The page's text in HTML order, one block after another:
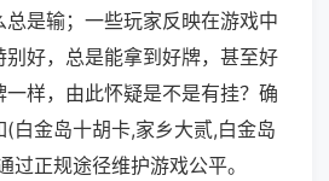
是输；一些玩家反映在游戏中
好，总是能拿到好牌，甚至好
样，由此怀疑是不是有挂？确
白金岛十胡卡,家乡大贰,白金岛
过正规途径维护游戏公平。